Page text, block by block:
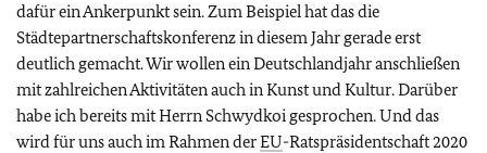
dafür ein Ankerpunkt sein. Zum Beispiel hat das die
Städtepartnerschaftskonferenz in diesem Jahr gerade erst
deutlich gemacht. Wir wollen ein Deutschlandjahr anschließen
mit zahlreichen Aktivitäten auch in Kunst und Kultur. Darüber
habe ich bereits mit Herrn Schwydkoi gesprochen. Und das
wird für uns auch im Rahmen derEU-Ratspräsidentschaft 2020